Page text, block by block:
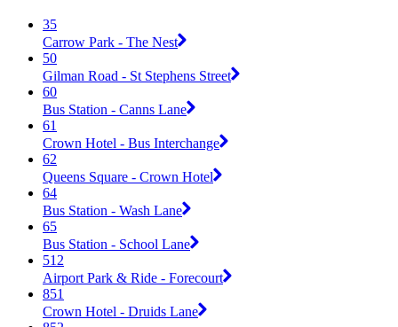
35
Carrow Park - The Nest
50
Gilman Road - St Stephens Street
60
Bus Station - Canns Lane
61
Crown Hotel - Bus Interchange
62
Queens Square - Crown Hotel
64
Bus Station - Wash Lane
65
Bus Station - School Lane
512
Airport Park & Ride - Forecourt
851
Crown Hotel - Druids Lane